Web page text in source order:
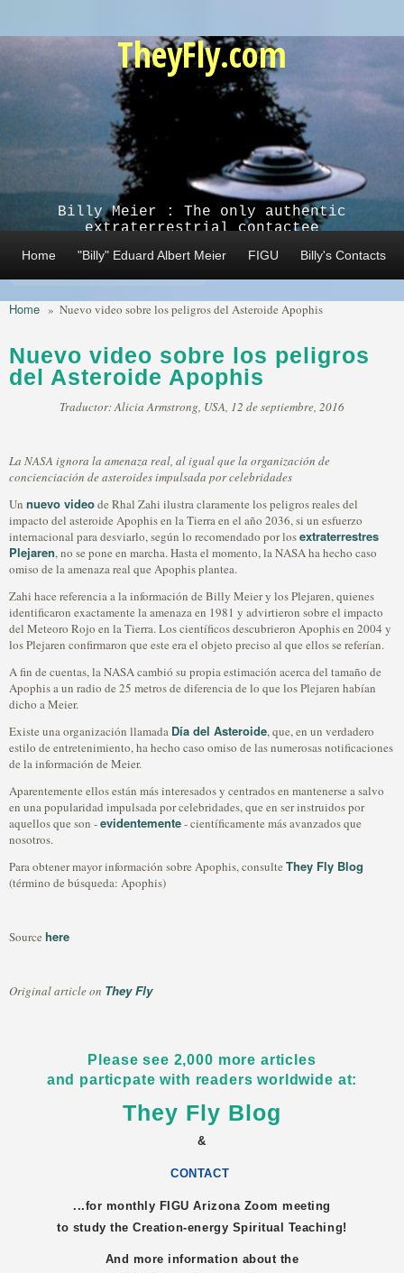
TheyFly.com
Billy Meier : The only authentic
extraterrestrial contactee
Home "Billy" Eduard Albert Meier FIGU Billy's Contacts
Home » Nuevo video sobre los peligros del Asteroide Apophis
Nuevo video sobre los peligros
del Asteroide Apophis
Traductor: Alicia Armstrong, USA, 12 de septiembre, 2016
La NASA ignora la amenaza real, al igual que la organización de
concienciación de asteroides impulsada por celebridades
Un nuevo videode Rhal Zahi ilustra claramente los peligros reales del
impacto del asteroide Apophis en la Tierra en el año 2036, si un esfuerzo
internacional para desviarlo, según lo recomendado por losextraterrestres
Plejaren, no se pone en marcha. Hasta el momento, la NASA ha hecho caso
omiso de la amenaza real que Apophis plantea.
Zahi hace referencia a la información de Billy Meier y los Plejaren, quienes
identificaron exactamente la amenaza en 1981 y advirtieron sobre el impacto
del Meteoro Rojo en la Tierra. Los científicos descubrieron Apophis en 2004 y
los Plejaren confirmaron que este era el objeto preciso al que ellos se referían.
A fin de cuentas, la NASA cambió su propia estimación acerca del tamaño de
Apophis a un radio de 25 metros de diferencia de lo que los Plejaren habían
dicho a Meier.
Existe una organización llamada Día del Asteroide, que, en un verdadero
estilo de entretenimiento, ha hecho caso omiso de las numerosas notificaciones
de la información de Meier.
Aparentemente ellos están más interesados y centrados en mantenerse a salvo
en una popularidad impulsada por celebridades, que en ser instruidos por
aquellos que son -evidentemente- científicamente más avanzados que
nosotros.
Para obtener mayor información sobre Apophis, consulte They Fly Blog
(término de búsqueda: Apophis)
Source here
Original article on They Fly
Please see 2,000 more articles
and particpate with readers worldwide at:
They Fly Blog
&
CONTACT
...for monthly FIGUArizona Zoom meeting
to study the Creation-energy Spiritual Teaching!
And more information about the